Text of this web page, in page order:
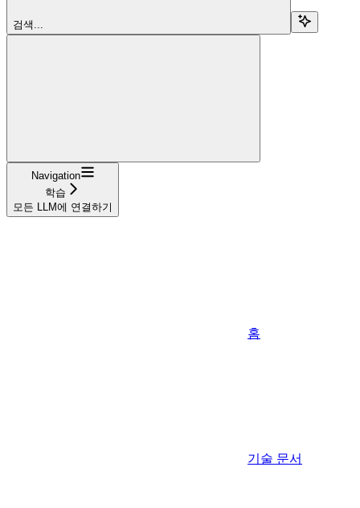
검색...
Navigation
학습
모든 LLM에 연결하기
홈
기술 문서